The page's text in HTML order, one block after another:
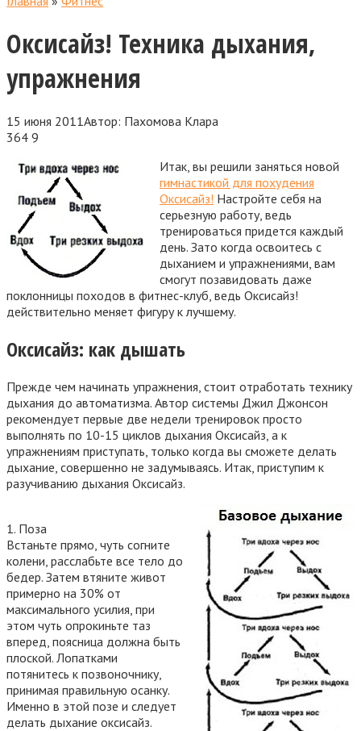
Оксисайз! Техника дыхания,
упражнения
15 июня 2011Автор: Пахомова Клара
364 9
Итак, вы решили заняться новой
гимнастикой для похудения
Оксисайз! Настройте себя на
серьезную работу, ведь
тренироваться придется каждый
день. Зато когда освоитесь с
дыханием и упражнениями, вам
смогут позавидовать даже
поклонницы походов в фитнес-клуб, ведь Оксисайз!
действительно меняет фигуру к лучшему.
Оксисайз: как дышать
Прежде чем начинать упражнения, стоит отработать технику
дыхания до автоматизма. Автор системы Джил Джонсон
рекомендует первые две недели тренировок просто
выполнять по 10-15 циклов дыхания Оксисайз, а к
упражнениям приступать, только когда вы сможете делать
дыхание, совершенно не задумываясь. Итак, приступим к
разучиванию дыхания Оксисайз.
1. Поза
Встаньте прямо, чуть согните
колени, расслабьте все тело до
бедер. Затем втяните живот
примерно на 30% от
максимального усилия, при
этом чуть опрокиньте таз
вперед, поясница должна быть
плоской. Лопатками
потянитесь к позвоночнику,
принимая правильную осанку.
Именно в этой позе и следует
делать дыхание оксисайз.